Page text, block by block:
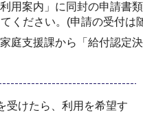
用案内」に同封の申請書
ください。(申請の受付は
庭支援課から「給付認定
受けたら、利用を希望す